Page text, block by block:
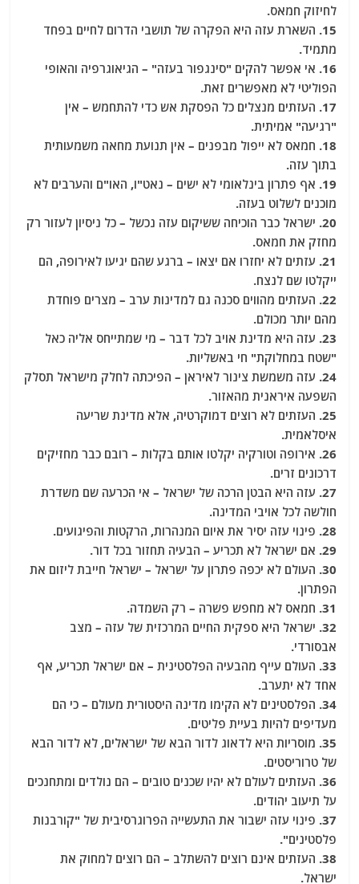
לחיזוק חמאס.
15. השארת עזה היא הפקרה של תושבי הדרום לחיים בפחד
מתמיד.
16. אי אפשר להקים "סינגפור בעזה" – הגיאוגרפיה והאופי
הפוליטי לא מאפשרים זאת.
17. העזתים מנצלים כל הפסקת אש כדי להתחמש – אין
"רגיעה" אמיתית.
18. חמאס לא ייפול מבפנים – אין תנועת מחאה משמעותית
בתוך עזה.
19. אף פתרון בינלאומי לא ישים – נאט"ו, האו"ם והערבים לא
מוכנים לשלוט בעזה.
20. ישראל כבר הוכיחה ששיקום עזה נכשל – כל ניסיון לעזור רק
מחזק את חמאס.
21. עזתים לא יחזרו אם יצאו – ברגע שהם יגיעו לאירופה, הם
ייקלטו שם לנצח.
22. העזתים מהווים סכנה גם למדינות ערב – מצרים פוחדת
מהם יותר מכולם.
23. עזה היא מדינת אויב לכל דבר – מי שמתייחס אליה כאל
"שטח במחלוקת" חי באשליות.
24. עזה משמשת צינור לאיראן – הפיכתה לחלק מישראל תסלק
השפעה איראנית מהאזור.
25. העזתים לא רוצים דמוקרטיה, אלא מדינת שריעה
איסלאמית.
26. אירופה וטורקיה יקלטו אותם בקלות – רובם כבר מחזיקים
דרכונים זרים.
27. עזה היא הבטן הרכה של ישראל – אי הכרעה שם משדרת
חולשה לכל אויבי המדינה.
28. פינוי עזה יסיר את איום המנהרות, הרקטות והפיגועים.
29. אם ישראל לא תכריע – הבעיה תחזור בכל דור.
30. העולם לא יכפה פתרון על ישראל – ישראל חייבת ליזום את
הפתרון.
31. חמאס לא מחפש פשרה – רק השמדה.
32. ישראל היא ספקית החיים המרכזית של עזה – מצב
אבסורדי.
33. העולם עייף מהבעיה הפלסטינית – אם ישראל תכריע, אף
אחד לא יתערב.
34. הפלסטינים לא הקימו מדינה היסטורית מעולם – כי הם
מעדיפים להיות בעיית פליטים.
35. מוסריות היא לדאוג לדור הבא של ישראלים, לא לדור הבא
של טרוריסטים.
36. העזתים לעולם לא יהיו שכנים טובים – הם נולדים ומתחנכים
על תיעוב יהודים.
37. פינוי עזה ישבור את התעשייה הפרוגרסיבית של "קורבנות
פלסטינים".
38. העזתים אינם רוצים להשתלב – הם רוצים למחוק את
ישראל.